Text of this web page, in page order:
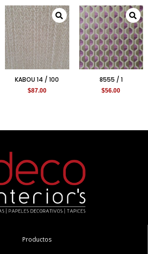
KABOU 14 / 100
$87.00
8555 / 1
$56.00
Productos